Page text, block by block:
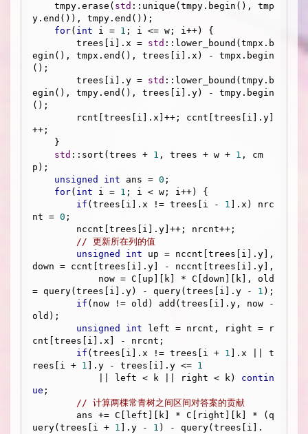
    tmpy.erase(
std ::unique(tmpy.begin(), tmp
y.end()), tmpy.end());
for( int i = 1 ; i <= w; i++) {
        trees[i].x =
std ::lower_bound(tmpx.b
egin(), tmpx.end(), trees[i].x) - tmpx.begin
();
        trees[i].y =
std ::lower_bound(tmpy.b
egin(), tmpy.end(), trees[i].y) - tmpy.begin
();
++;
std ::sort(trees + 1 , trees + w + 1 , cm
p);
unsigned
int ans = 0 ;
for( int i = 1 ; i < w; i++) {
if (trees[i].x != trees[i - 1 ].x) nrc
nt = 0 ;
// 更新所在列的值
unsigned
int up = nccnt[trees[i].y],
down = ccnt[trees[i].y] - nccnt[trees[i].y],
= query(trees[i].y) - query(trees[i].y - 1 );
if (now != old) add(trees[i].y, now -
old);
unsigned
int left = nrcnt, right = r
cnt[trees[i].x] - nrcnt;
if (trees[i].x != trees[i + 1 ].x || t
rees[i + 1 ].y - trees[i].y <= 1
            || left < k || right < k)
contin
ue ;
// 计算两棵常青树之间区间对答案的贡献
uery(trees[i + 1 ].y - 1 ) - query(trees[i].